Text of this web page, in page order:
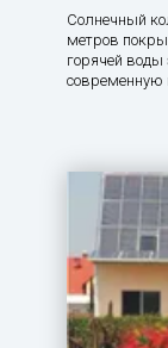
Солнечный
метров
горячей воды
современную